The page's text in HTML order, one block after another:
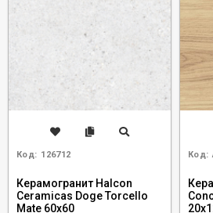
Код: 126712
Керамогранит Halcon
Ceramicas Doge Torcello
Mate 60x60
Код: